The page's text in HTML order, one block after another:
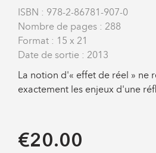
ISBN : 978-2-86781-907-0
Nombre de pages : 288
Format : 15 x 21
Date de sortie : 2013
La notion d'« effet de réel » ne
exactement les enjeux d'une
€20.00